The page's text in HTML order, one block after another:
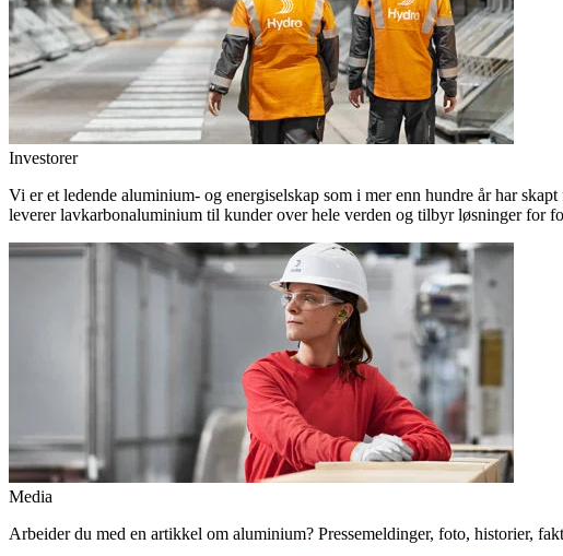
Investorer
Vi er et ledende aluminium- og energiselskap som i mer enn hundre år har
leverer lavkarbonaluminium til kunder over hele verden og tilbyr løsninger for
Media
Arbeider du med en artikkel om aluminium? Pressemeldinger, foto, historier,